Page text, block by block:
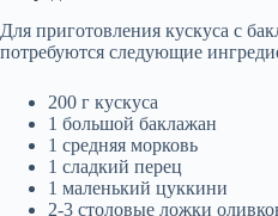
Для приготовления кускуса с
потребуются следующие
200 г кускуса
1 большой баклажан
1 средняя морковь
1 сладкий перец
1 маленький цуккини
2-3 столовые ложки